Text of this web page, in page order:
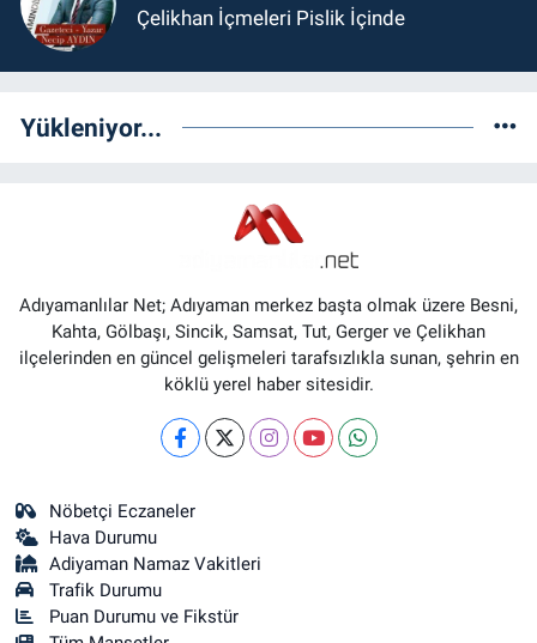
Çelikhan İçmeleri Pislik İçinde
Yükleniyor...
Adıyamanlılar Net; Adıyaman merkez başta olmak üzere Besni,
Kahta, Gölbaşı, Sincik, Samsat, Tut, Gerger ve Çelikhan
ilçelerinden en güncel gelişmeleri tarafsızlıkla sunan, şehrin en
köklü yerel haber sitesidir.
Nöbetçi Eczaneler
Hava Durumu
Adiyaman Namaz Vakitleri
Trafik Durumu
Puan Durumu ve Fikstür